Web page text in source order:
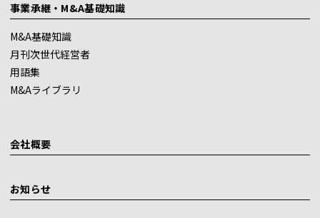
事業承継・M&A基礎知識
M&A基礎知識
月刊次世代経営者
用語集
M&Aライブラリ
会社概要
お知らせ